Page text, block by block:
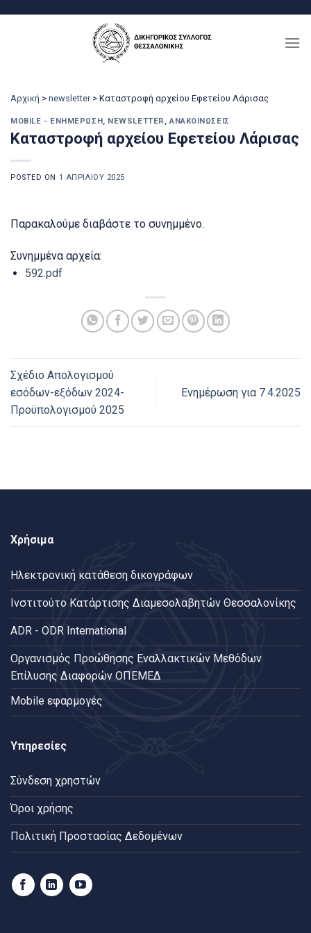
Αρχική > newsletter > Καταστροφή αρχείου Εφετείου Λάρισας
MOBILE - ΕΝΗΜΈΡΩΣΗ, NEWSLETTER ,ΑΝΑΚΟΙΝΏΣΕΙΣ
Καταστροφή αρχείου Εφετείου Λάρισας
POSTED ON 1 ΑΠΡΙΛΊΟΥ 2025
Παρακαλούμε διαβάστε το συνημμένο.
Συνημμένα αρχεία:
592.pdf
Σχέδιο Απολογισμού
εσόδων-εξόδων 2024-
Προϋπολογισμού 2025
Ενημέρωση για 7.4.2025
Χρήσιμα
Ηλεκτρονική κατάθεση δικογράφων
Ινστιτούτο Κατάρτισης Διαμεσολαβητών Θεσσαλονίκης
ADR - ODR International
Oργανισμός Προώθησης Εναλλακτικών Μεθόδων
Επίλυσης Διαφορών ΟΠΕΜΕΔ
Mobile εφαρμογές
Υπηρεσίες
Σύνδεση χρηστών
Όροι χρήσης
Πολιτική Προστασίας Δεδομένων